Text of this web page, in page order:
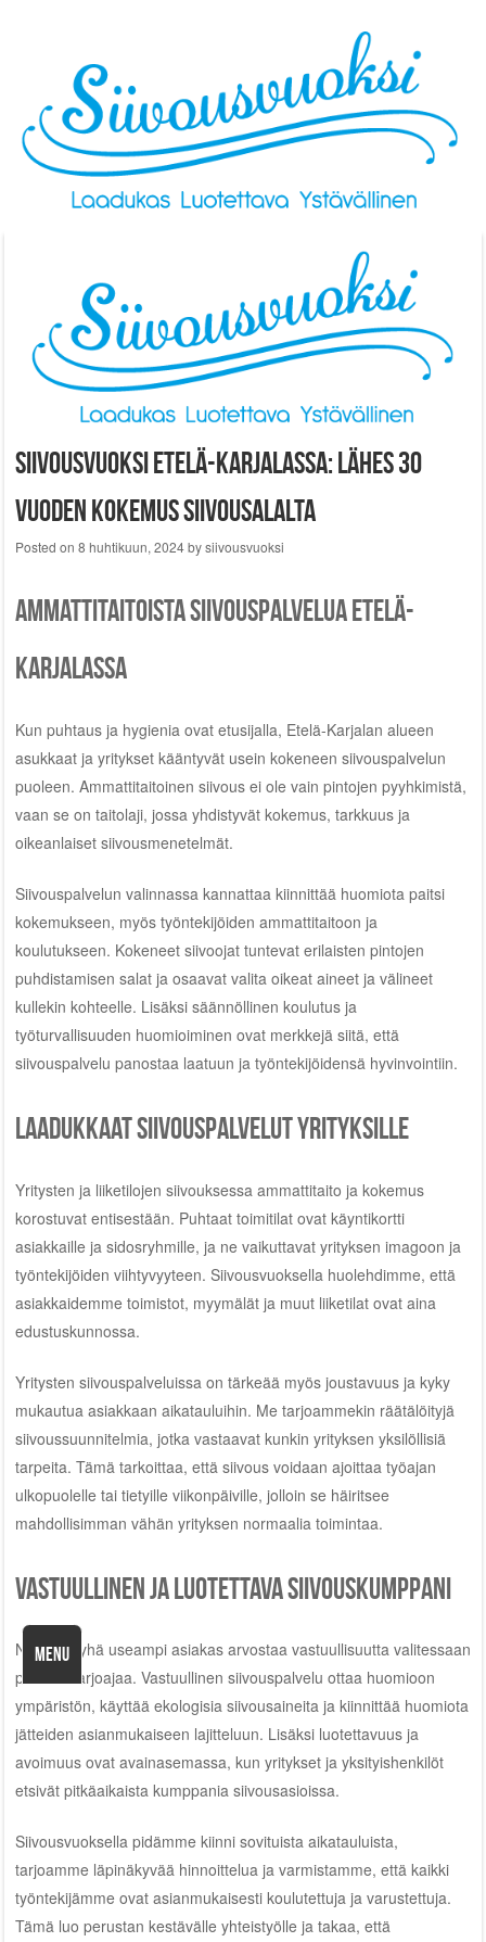
MENU
Siivousvuoksi Etelä-Karjalassa: Lähes 30
vuoden kokemus siivousalalta
Posted on 8 huhtikuun, 2024bysiivousvuoksi
Ammattitaitoista siivouspalvelua Etelä-
Karjalassa
Kun puhtaus ja hygienia ovat etusijalla, Etelä-Karjalan alueen
asukkaat ja yritykset kääntyvät usein kokeneen siivouspalvelun
puoleen. Ammattitaitoinen siivous ei ole vain pintojen pyyhkimistä,
vaan se on taitolaji, jossa yhdistyvät kokemus, tarkkuus ja
oikeanlaiset siivousmenetelmät.
Siivouspalvelun valinnassa kannattaa kiinnittää huomiota paitsi
kokemukseen, myös työntekijöiden ammattitaitoon ja
koulutukseen. Kokeneet siivoojat tuntevat erilaisten pintojen
puhdistamisen salat ja osaavat valita oikeat aineet ja välineet
kullekin kohteelle. Lisäksi säännöllinen koulutus ja
työturvallisuuden huomioiminen ovat merkkejä siitä, että
siivouspalvelu panostaa laatuun ja työntekijöidensä hyvinvointiin.
Laadukkaat siivouspalvelut yrityksille
Yritysten ja liiketilojen siivouksessa ammattitaito ja kokemus
korostuvat entisestään. Puhtaat toimitilat ovat käyntikortti
asiakkaille ja sidosryhmille, ja ne vaikuttavat yrityksen imagoon ja
työntekijöiden viihtyvyyteen. Siivousvuoksella huolehdimme, että
asiakkaidemme toimistot, myymälät ja muut liiketilat ovat aina
edustuskunnossa.
Yritysten siivouspalveluissa on tärkeää myös joustavuus ja kyky
mukautua asiakkaan aikatauluihin. Me tarjoammekin räätälöityjä
siivoussuunnitelmia, jotka vastaavat kunkin yrityksen yksilöllisiä
tarpeita. Tämä tarkoittaa, että siivous voidaan ajoittaa työajan
ulkopuolelle tai tietyille viikonpäiville, jolloin se häiritsee
mahdollisimman vähän yrityksen normaalia toimintaa.
Vastuullinen ja luotettava siivouskumppani
Nykyään yhä useampi asiakas arvostaa vastuullisuutta valitessaan
palveluntarjoajaa. Vastuullinen siivouspalvelu ottaa huomioon
ympäristön, käyttää ekologisia siivousaineita ja kiinnittää huomiota
jätteiden asianmukaiseen lajitteluun. Lisäksi luotettavuus ja
avoimuus ovat avainasemassa, kun yritykset ja yksityishenkilöt
etsivät pitkäaikaista kumppania siivousasioissa.
Siivousvuoksella pidämme kiinni sovituista aikatauluista,
tarjoamme läpinäkyvää hinnoittelua ja varmistamme, että kaikki
työntekijämme ovat asianmukaisesti koulutettuja ja varustettuja.
Tämä luo perustan kestävälle yhteistyölle ja takaa, että